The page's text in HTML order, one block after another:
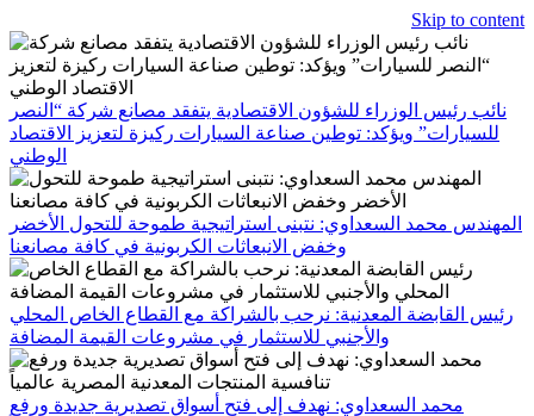
Skip to content
نائب رئيس الوزراء للشؤون الاقتصادية يتفقد مصانع شركة “النصر
للسيارات” ويؤكد: توطين صناعة السيارات ركيزة لتعزيز الاقتصاد
الوطني
المهندس محمد السعداوي: نتبنى استراتيجية طموحة للتحول الأخضر
وخفض الانبعاثات الكربونية في كافة مصانعنا
رئيس القابضة المعدنية: نرحب بالشراكة مع القطاع الخاص المحلي
والأجنبي للاستثمار في مشروعات القيمة المضافة
محمد السعداوي: نهدف إلى فتح أسواق تصديرية جديدة ورفع